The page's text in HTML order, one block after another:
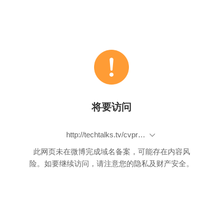
将要访问
http://techtalks.tv/cvpr/2015/
此网页未在微博完成域名备案，可能存在内容风
险。如要继续访问，请注意您的隐私及财产安全。